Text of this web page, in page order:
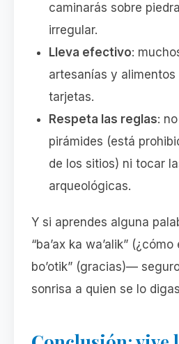
caminarás sobre
irregular.
Lleva efectivo:
artesanías y
tarjetas.
Respeta las reglas:
pirámides (está
de los sitios) ni tocar
arqueológicas.
Y si aprendes alguna
“ba’ax ka wa’alik”
bo’otik” (gracias)—
sonrisa a quien se lo